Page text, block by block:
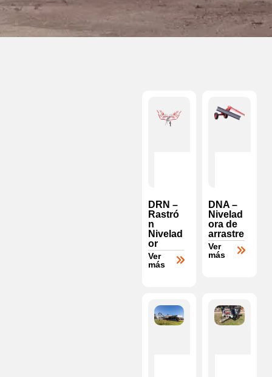
DRN –
Rastró
n
Nivelad
or
Ver
más
DNA –
Nivelad
ora de
arrastre
Ver
más